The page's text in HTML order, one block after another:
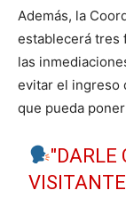
Además, la
establecerá tres
las
evitar el ingreso
que pueda
"DARLE